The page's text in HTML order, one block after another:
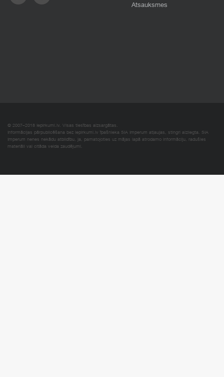
Atsauksmes
© 2007–2018 Iepirkumi.lv. Visas tiesības aizsargātas.
Informācijas pārpublicēšana bez iepirkumi.lv īpašnieka SIA Imperum atļaujas, stingri aizliegta. SIA
Imperum nenes nekādu atbildību, ja, pamatojoties uz mājas lapā atrodamo informāciju, radušies
materiāli vai citāda veida zaudējumi.